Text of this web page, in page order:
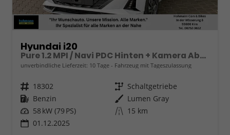
Hyundai i20
Pure 1.2 MPI / Navi PDC Hinten + Kamera Abgedunkelte Scheiben Tempomat Alu 16"
unverbindliche Lieferzeit: 10 Tage Fahrzeug mit Tageszulassung
Fahrzeugnr. 18302 Getriebe Schaltgetriebe
Kraftstoff Benzin Außenfarbe Lumen Gray
Leistung 58 kW (79 PS) Kilometerstand 15 km
01.12.2025